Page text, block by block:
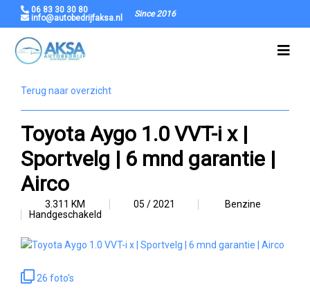
06 83 30 30 80
info@autobedrijfaksa.nl
Since 2016
Terug naar overzicht
Toyota Aygo 1.0 VVT-i x |
Sportvelg | 6 mnd garantie |
Airco
3.311 KM 05 / 2021
Benzine
Handgeschakeld
26 foto's